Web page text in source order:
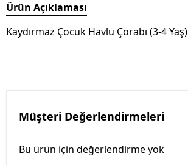
Ürün Açıklaması
Kaydırmaz Çocuk Havlu Çorabı (3-4 Yaş)
Müşteri Değerlendirmeleri
Bu ürün için değerlendirme yok